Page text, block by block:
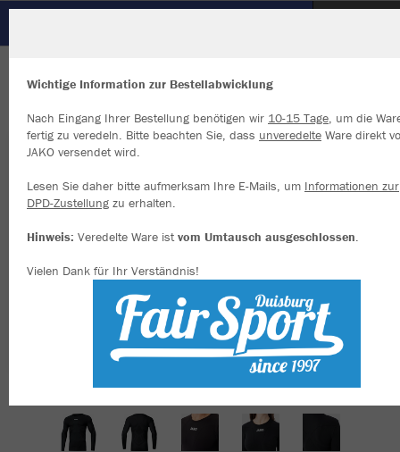
Wichtige Information zur Bestellabwicklung
Nach Eingang Ihrer Bestellung benötigen wir 10-15 Tage, um die
fertig zu veredeln. Bitte beachten Sie, dass unveredelte Ware direkt
JAKO versendet wird.
Lesen Sie daher bitte aufmerksam Ihre E-Mails, um Informationen zur
DPD-Zustellung zu erhalten.
Hinweis: Veredelte Ware istvom Umtausch ausgeschlossen.
Vielen Dank für Ihr Verständnis!
Wir verwenden Cookies
Inhalte anzeigen und unsere Website verbessern. Weitere
zu den Cookies findest Du in den Einstellungen.
Alle akzeptieren
Alle ablehnen
mehr Infos
Datenschutz
Impressum